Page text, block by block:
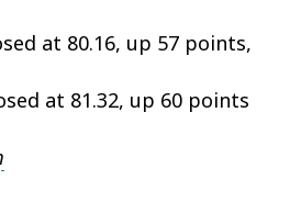
at 80.16, up 57 points,
at 81.32, up 60 points